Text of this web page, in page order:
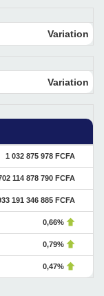
Variation
Variation
1 032 875 978 FCFA
114 878 790 FCFA
191 346 885 FCFA
0,66%
0,79%
0,47%